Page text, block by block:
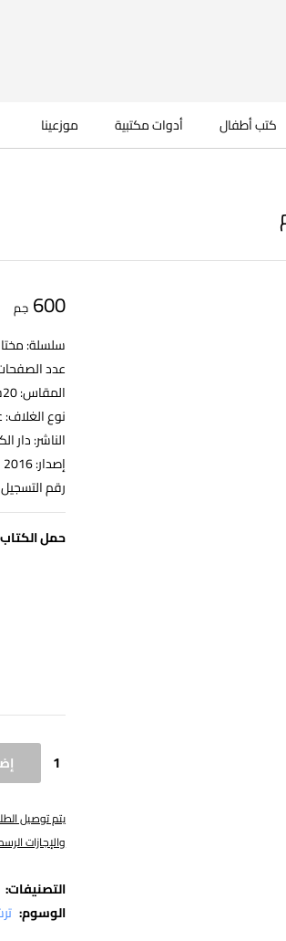
كتب أطفال أدوات مكتبية موزعينا
600 جم
سلسلة:
عدد الصفحات:
المقاس: 20سم طول – 13سم عرض
نوع
الناشر: دار
إصدار: 2016
رقم التسجيل الدولي:
حمل
والإجازات
التصنيفات:
الوسوم: